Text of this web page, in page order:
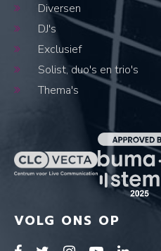
Diversen
DJ's
Exclusief
Solist, duo's en trio's
Thema's
VOLG ONS OP